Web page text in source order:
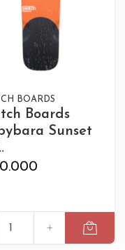
BOARDS
Boards
Sunset
+